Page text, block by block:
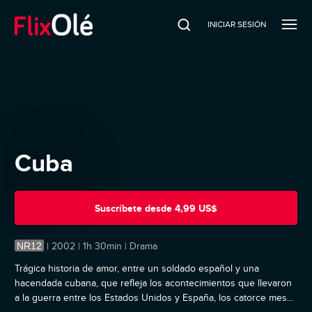
INICIAR SESIÓN
Cuba
Suscríbete desde 4,99 US$
NR12 | 2002 | 1h 30min | Drama
Trágica historia de amor, entre un soldado español y una
hacendada cubana, que refleja los acontecimientos que llevaron
a la guerra entre los Estados Unidos y España, los catorce meses